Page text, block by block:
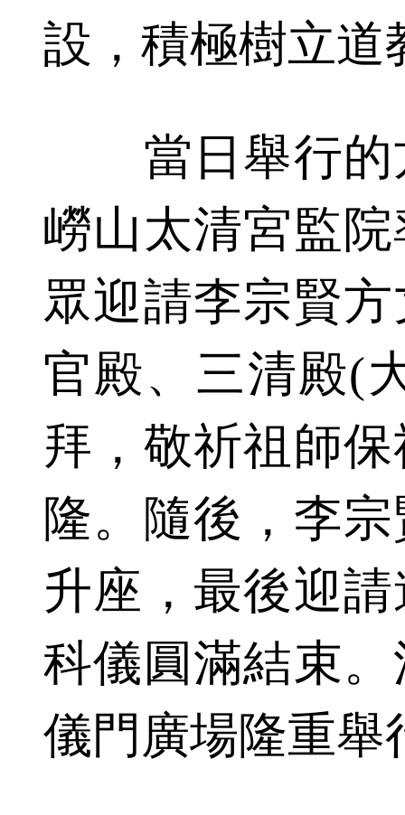
設，積極樹立道
當日舉行的
嶗山太清宮監
眾迎請李宗賢
官殿、三清殿(
拜，敬祈祖師
隆。隨後，李
升座，最後迎
科儀圓滿結束
儀門廣場隆重舉